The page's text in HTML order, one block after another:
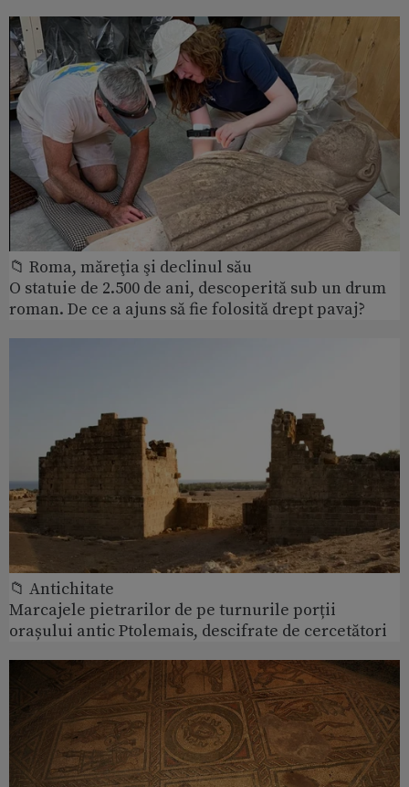
📁 Roma, măreţia şi declinul său
O statuie de 2.500 de ani, descoperită sub un drum
roman. De ce a ajuns să fie folosită drept pavaj?
📁 Antichitate
Marcajele pietrarilor de pe turnurile porții
orașului antic Ptolemais, descifrate de cercetători